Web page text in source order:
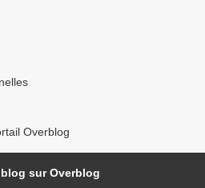
Overblog
sur Overblog